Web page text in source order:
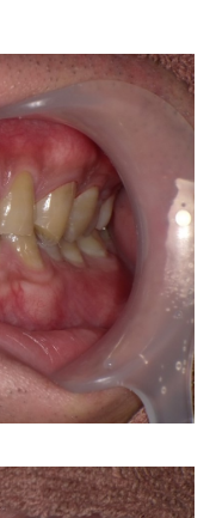
小児歯科
補綴料金表